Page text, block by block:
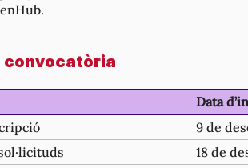
convocatòria
Data
9 de
18 de